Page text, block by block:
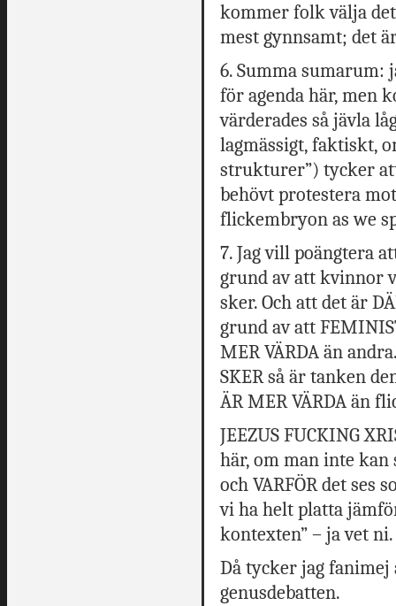
kommer folk välja
mest gynnsamt; det
6. Summa sumarum:
för agenda här, men
värderades så jävla
lagmässigt, faktiskt,
strukturer”) tycker
behövt protestera
flickembryon as we
7. Jag vill poängtera
grund av att kvinnor
sker. Och att det är
grund av att
MER VÄRDA än
SKER så är tanken
ÄR MER VÄRDA än
JEEZUS FUCKING
här, om man inte kan
och VARFÖR det ses
vi ha helt platta
kontexten” – ja vet ni.
Då tycker jag fanimej
genusdebatten.